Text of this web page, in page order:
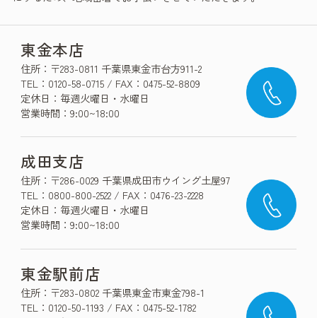
東金本店
住所：〒283-0811 千葉県東金市台方911-2
TEL：0120-58-0715 / FAX：0475-52-8809
定休日：毎週火曜日・水曜日
営業時間：9:00~18:00
成田支店
住所：〒286-0029 千葉県成田市ウイング土屋97
TEL：0800-800-2522 / FAX：0476-23-2228
定休日：毎週火曜日・水曜日
営業時間：9:00~18:00
東金駅前店
住所：〒283-0802 千葉県東金市東金798-1
TEL：0120-50-1193 / FAX：0475-52-1782